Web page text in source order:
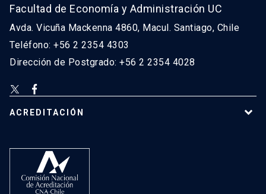
Facultad de Economía y Administración UC
Avda. Vicuña Mackenna 4860, Macul. Santiago, Chile
Teléfono: +56 2 2354 4303
Dirección de Postgrado: +56 2 2354 4028
ACREDITACIÓN